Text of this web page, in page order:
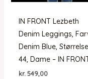
IN FRONT Lezbeth
Denim Leggings,
Denim Blue,
44, Dame – IN
kr.549,00